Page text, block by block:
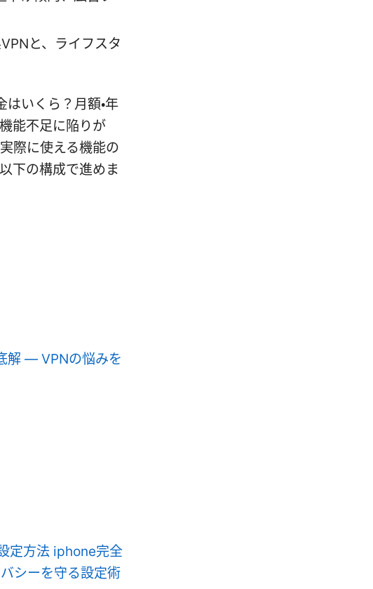
と、ライフスタ
いくら？月額・年
能不足に陥りが
際に使える機能の
下の構成で進めま
解 — VPNの悩みを
定方法 iphone完全
シーを守る設定術